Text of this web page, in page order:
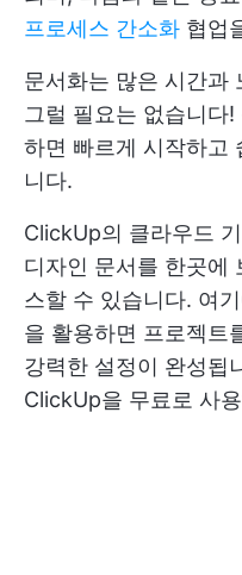
프로세스 간소화 협업
문서화는 많은 시간과
그럴 필요는 없습니다
하면 빠르게 시작하고
니다.
ClickUp의 클라우드
디자인 문서를 한곳에
스할 수 있습니다. 여
을 활용하면 프로젝트
강력한 설정이 완성됩
ClickUp을 무료로 사